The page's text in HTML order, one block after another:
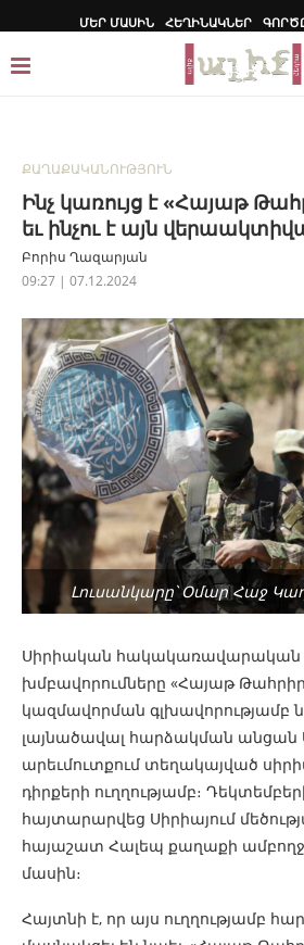
ՄԵՐ ՄԱՍԻՆ ՀԵՂԻՆԱԿՆԵՐ
ՔԱՂԱՔԱԿԱՆՈՒԹՅՈՒՆ
Ինչ կառույց է «Հայաթ
եւ ինչու է այն
Բորիս Ղազարյան
09:27 | 07.12.2024
Լուսանկարը՝ Օմար Հաջ
Սիրիական
խմբավորումները «Հայաթ
կազմավորման գլխավորությամբ
լայնածավալ հարձակման անցան
արեւմուտքում տեղակայված
դիրքերի ուղղությամբ։
հայտարարվեց Սիրիայում
հայաշատ Հալեպ քաղաքի
մասին։
Հայտնի է, որ այս ուղղությամբ